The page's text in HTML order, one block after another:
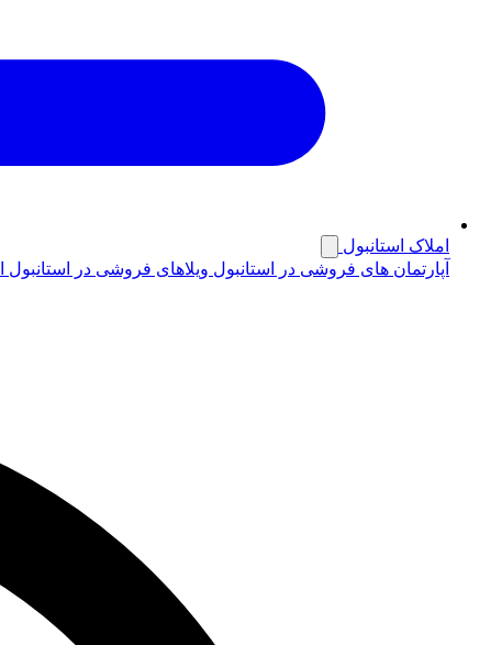
املاک استانبول
آپارتمان های فروشی در استانبول ویلاهای فروشی در استانبول